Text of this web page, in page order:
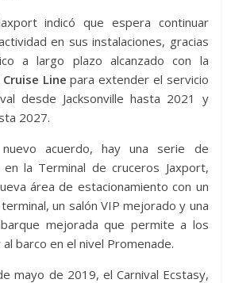
indicó que espera continuar
en sus instalaciones, gracias
a largo plazo alcanzado con la
Line para extender el servicio
desde Jacksonville hasta 2021 y
2027.
acuerdo, hay una serie de
la Terminal de cruceros Jaxport,
área de estacionamiento con un
un salón VIP mejorado y una
mejorada que permite a los
barco en el nivel Promenade.
mayo de 2019, el Carnival Ecstasy,